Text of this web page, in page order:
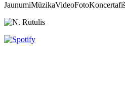
JaunumiMūzikaVideoFoto